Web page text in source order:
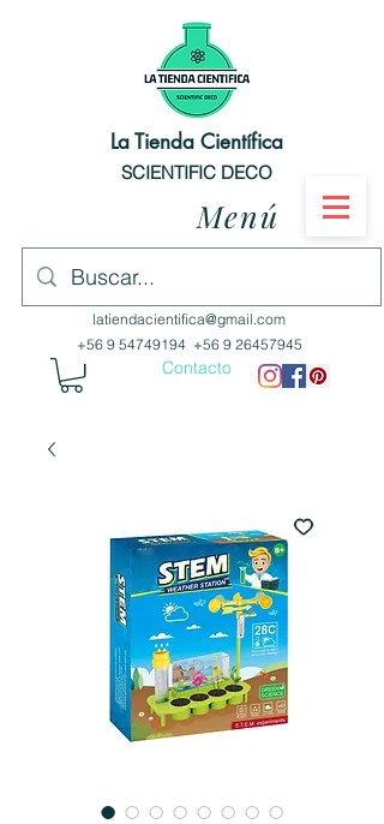
La Tienda Científica
SCIENTIFIC DECO
Menú
latiendacientifica@gmail.com
+56 9 54749194 +56 9 26457945
Contacto